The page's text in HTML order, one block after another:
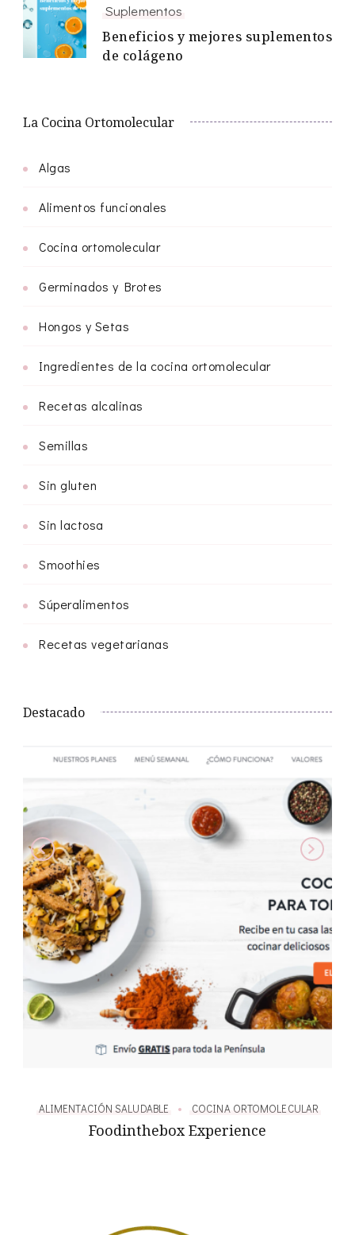
Suplementos
Beneficios y mejores suplementos
de colágeno
La Cocina Ortomolecular
Algas
Alimentos funcionales
Cocina ortomolecular
Germinados y Brotes
Hongos y Setas
Ingredientes de la cocina ortomolecular
Recetas alcalinas
Semillas
Sin gluten
Sin lactosa
Smoothies
Súperalimentos
Recetas vegetarianas
Destacado
ALIMENTACIÓN SALUDABLE COCINA ORTOMOLECULAR
Foodinthebox Experience